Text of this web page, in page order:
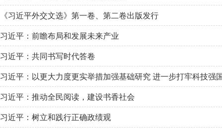
《习近平外交文选》第一卷、第二卷出版发行
习近平：前瞻布局和发展未来产业
习近平：共同书写时代答卷
习近平：以更大力度更实举措加强基础研究 进一步打牢科技强
习近平：推动全民阅读，建设书香社会
习近平：树立和践行正确政绩观